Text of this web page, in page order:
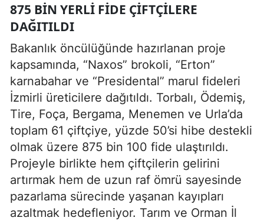
875 BIN YERLI FIDE ÇIFTÇILERE
DAĞITILDI
Bakanlık öncülüğünde hazırlanan proje
kapsamında, “Naxos” brokoli, “Erton”
karnabahar ve “Presidental” marul fideleri
İzmirli üreticilere dağıtıldı. Torbalı, Ödemiş,
Tire, Foça, Bergama, Menemen ve Urla’da
toplam 61 çiftçiye, yüzde 50’si hibe destekli
olmak üzere 875 bin 100 fide ulaştırıldı.
Projeyle birlikte hem çiftçilerin gelirini
artırmak hem de uzun raf ömrü sayesinde
pazarlama sürecinde yaşanan kayıpları
azaltmak hedefleniyor. Tarım ve Orman İl